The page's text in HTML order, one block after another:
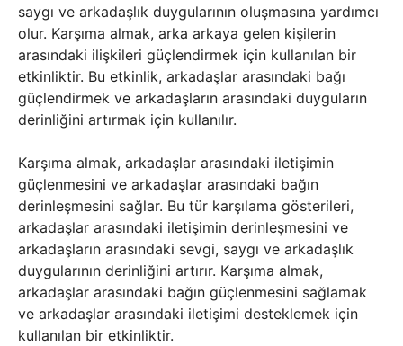
saygı ve arkadaşlık duygularının oluşmasına yardımcı
olur. Karşıma almak, arka arkaya gelen kişilerin
arasındaki ilişkileri güçlendirmek için kullanılan bir
etkinliktir. Bu etkinlik, arkadaşlar arasındaki bağı
güçlendirmek ve arkadaşların arasındaki duyguların
derinliğini artırmak için kullanılır.
Karşıma almak, arkadaşlar arasındaki iletişimin
güçlenmesini ve arkadaşlar arasındaki bağın
derinleşmesini sağlar. Bu tür karşılama gösterileri,
arkadaşlar arasındaki iletişimin derinleşmesini ve
arkadaşların arasındaki sevgi, saygı ve arkadaşlık
duygularının derinliğini artırır. Karşıma almak,
arkadaşlar arasındaki bağın güçlenmesini sağlamak
ve arkadaşlar arasındaki iletişimi desteklemek için
kullanılan bir etkinliktir.